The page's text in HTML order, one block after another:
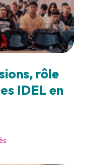
rôle
IDEL en